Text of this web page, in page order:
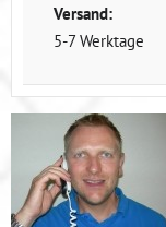
Versand:
5-7 Werktage